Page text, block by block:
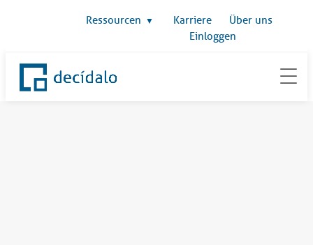
Ressourcen Karriere
Über uns
Einloggen